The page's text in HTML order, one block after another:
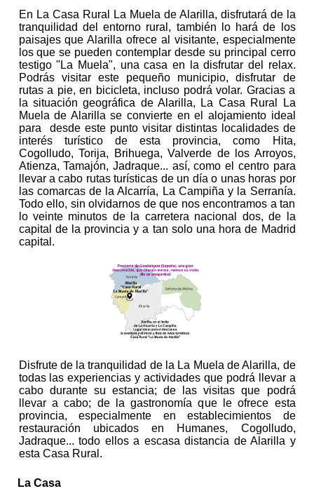
En La Casa Rural La Muela de Alarilla, disfrutará de la
tranquilidad del entorno rural, también lo hará de los
paisajes que Alarilla ofrece al visitante, especialmente
los que se pueden contemplar desde su principal cerro
testigo "La Muela", una casa en la disfrutar del relax.
Podrás visitar este pequeño municipio, disfrutar de
rutas a pie, en bicicleta, incluso podrá volar. Gracias a
la situación geográfica de Alarilla, La Casa Rural La
Muela de Alarilla se convierte en el alojamiento ideal
para desde este punto visitar distintas localidades de
interés turístico de esta provincia, como Hita,
Cogolludo, Torija, Brihuega, Valverde de los Arroyos,
Atienza, Tamajón, Jadraque... así, como el centro para
llevar a cabo rutas turísticas de un día o unas horas por
las comarcas de la Alcarría, La Campiña y la Serranía.
Todo ello, sin olvidarnos de que nos encontramos a tan
lo veinte minutos de la carretera nacional dos, de la
capital de la provincia y a tan solo una hora de Madrid
capital.
Disfrute de la tranquilidad de la La Muela de Alarilla, de
todas las experiencias y actividades que podrá llevar a
cabo durante su estancia; de las visitas que podrá
llevar a cabo; de la gastronomía que le ofrece esta
provincia, especialmente en establecimientos de
restauración ubicados en Humanes, Cogolludo,
Jadraque... todo ellos a escasa distancia de Alarilla y
esta Casa Rural.
La Casa